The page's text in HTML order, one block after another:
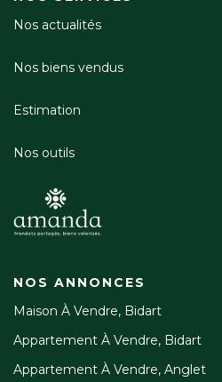
Nos actualités
Nos biens vendus
Estimation
Nos outils
NOS ANNONCES
Maison À Vendre, Bidart
Appartement À Vendre, Bidart
Appartement À Vendre, Anglet